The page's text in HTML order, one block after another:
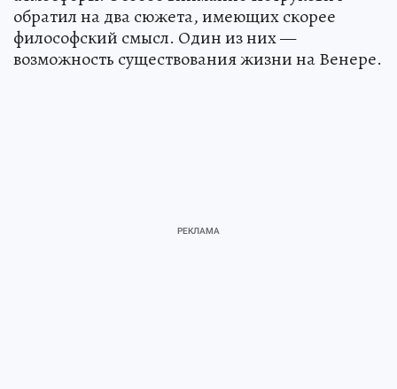
обратил на два сюжета, имеющих скорее
философский смысл. Один из них —
возможность существования жизни на Венере.